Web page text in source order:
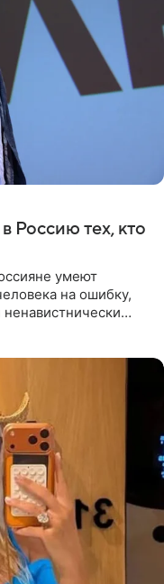
Россию тех, кто
умеют
на ошибку,